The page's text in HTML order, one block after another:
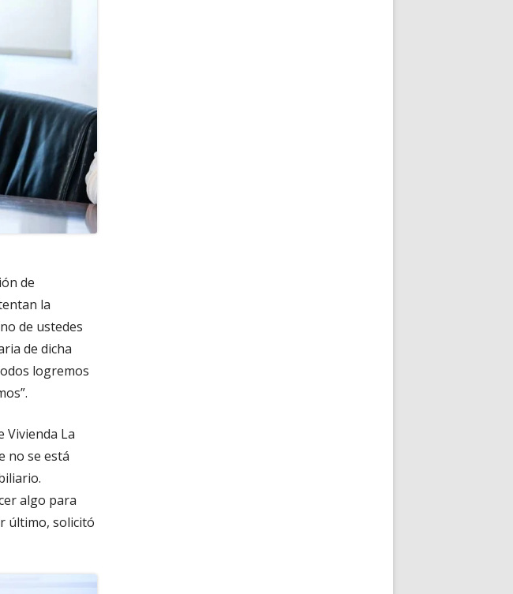
de
la
de ustedes
de dicha
logremos
Vivienda La
no se está
algo para
último, solicitó